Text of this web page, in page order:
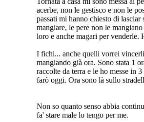
acerbe, non le gestisco e non le
passati mi hanno chiesto di
mangiare, le pere non le
loro e anche magari per venderle.
I fichi... anche quelli vorrei
mangiando già ora. Sono stata 1
raccolte da terra e le ho messe in
farò oggi. Ora sono là sullo
Non so quanto senso abbia
fa' stare male lo tengo per me.